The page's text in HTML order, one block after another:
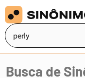
Busca de